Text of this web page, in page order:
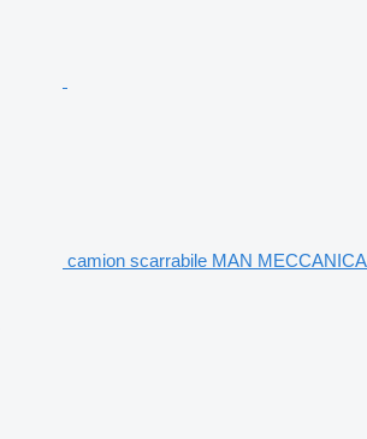
camion scarrabile MAN MECCANICA